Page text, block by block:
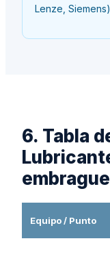
Lenze,
6. Tabla
Equipo / Punto